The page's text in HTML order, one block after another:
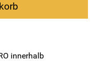
innerhalb